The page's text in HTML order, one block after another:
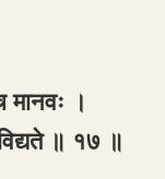
मानवः ।
॥ १७ ॥